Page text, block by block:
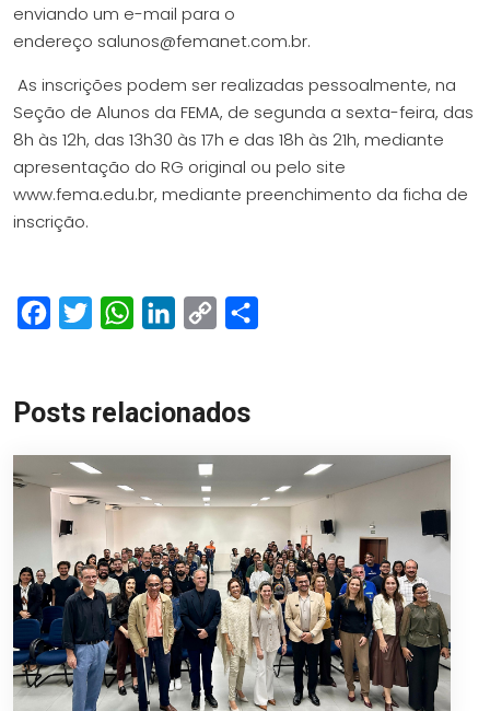
enviando um e-mail para o
endereço salunos@femanet.com.br.
As inscrições podem ser realizadas pessoalmente, na
Seção de Alunos da FEMA, de segunda a sexta-feira, das
8h às 12h, das 13h30 às 17h e das 18h às 21h, mediante
apresentação do RG original ou pelo site
www.fema.edu.br, mediante preenchimento da ficha de
inscrição.
FacebookTwitterWhatsAppLinkedIn
Copy
Posts relacionados